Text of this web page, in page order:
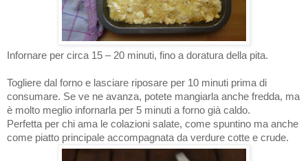
Infornare per circa 15 – 20 minuti, fino a doratura della pita.
Togliere dal forno e lasciare riposare per 10 minuti prima di
consumare. Se ve ne avanza, potete mangiarla anche fredda, ma
è molto meglio infornarla per 5 minuti a forno già caldo.
Perfetta per chi ama le colazioni salate, come spuntino ma anche
come piatto principale accompagnata da verdure cotte e crude.